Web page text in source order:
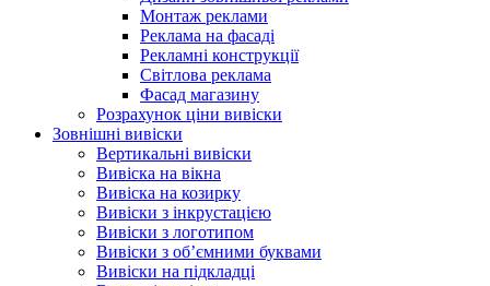
Монтаж реклами
Реклама на фасаді
Рекламні конструкції
Світлова реклама
Фасад магазину
Розрахунок ціни вивіски
Зовнішні вивіски
Вертикальні вивіски
Вивіска на вікна
Вивіска на козирку
Вивіски з інкрустацією
Вивіски з логотипом
Вивіски з об’ємними буквами
Вивіски на підкладці